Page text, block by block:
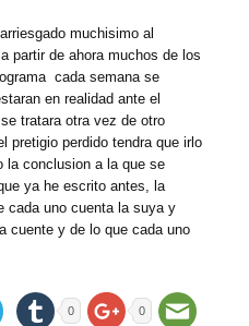
muchisimo al
partir de ahora muchos de los
cada semana se
en realidad ante el
tratara otra vez de otro
pretigio perdido tendra que irlo
la conclusion a la que se
ya he escrito antes, la
cada uno cuenta la suya y
cuente y de lo que cada uno
0 0